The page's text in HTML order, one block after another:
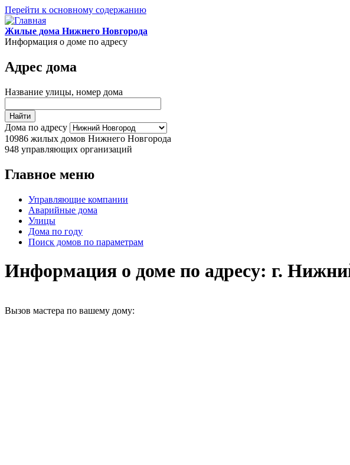
Перейти к основному содержанию
Жилые дома Нижнего Новгорода
Информация о доме по адресу
Адрес дома
Название улицы, номер дома
Дома по адресу
10986 жилых домов Нижнего Новгорода
948 управляющих организаций
Главное меню
Управляющие компании
Аварийные дома
Улицы
Дома по году
Поиск домов по параметрам
Информация о доме по адресу: г.
Вызов мастера по вашему дому: